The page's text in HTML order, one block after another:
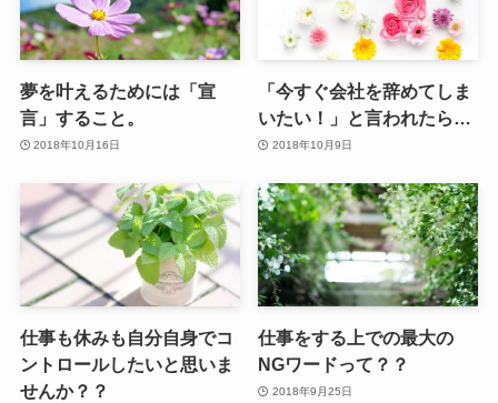
夢を叶えるためには「宣
言」すること。
2018年10月16日
「今すぐ会社を辞めてしま
いたい！」と言われたら…
2018年10月9日
仕事も休みも自分自身でコ
ントロールしたいと思いま
せんか？？
仕事をする上での最大の
NGワードって？？
2018年9月25日